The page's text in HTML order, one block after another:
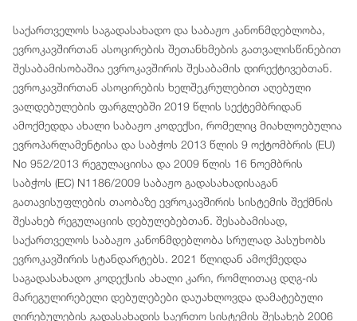
საქართველოს საგადასახადო და საბაჟო კანონმდებლობა,
ევროკავშირთან ასოცირების შეთანხმების გათვალისწინებით
შესაბამისობაშია ევროკავშირის შესაბამის დირექტივებთან.
ევროკავშირთან ასოცირების ხელშეკრულებით აღებული
ვალდებულების ფარგლებში 2019 წლის სექტემბრიდან
ამოქმედდა ახალი საბაჟო კოდექსი, რომელიც მიახლოებულია
ევროპარლამენტისა და საბჭოს 2013 წლის 9 ოქტომბრის (EU)
No 952/2013 რეგულაციისა და 2009 წლის 16 ნოემბრის
საბჭოს (EC) N1186/2009 საბაჟო გადასახადისაგან
გათავისუფლების თაობაზე ევროკავშირის სისტემის შექმნის
შესახებ რეგულაციის დებულებებთან. შესაბამისად,
საქართველოს საბაჟო კანონმდებლობა სრულად პასუხობს
ევროკავშირის სტანდარტებს. 2021 წლიდან ამოქმედდა
საგადასახადო კოდექსის ახალი კარი, რომლითაც დღგ-ის
მარეგულირებელი დებულებები დაუახლოვდა დამატებული
ღირებულების გადასახადის საერთო სისტემის შესახებ 2006